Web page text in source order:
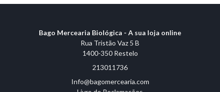
Bago Mercearia Biológica - A sua loja online
Rua Tristão Vaz 5 B
1400-350 Restelo
213011736
Info@bagomercearia.com